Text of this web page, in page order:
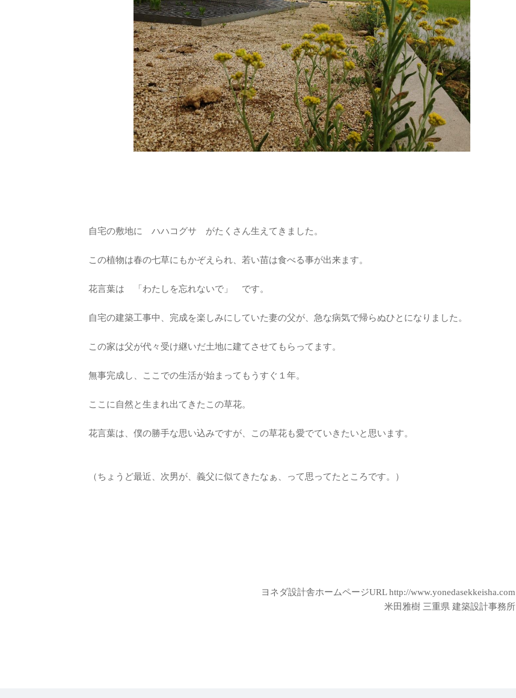
自宅の敷地に ハハコグサ がたくさん生えてきました。
この植物は春の七草にもかぞえられ、若い苗は食べる事が出来ます。
花言葉は 「わたしを忘れないで」 です。
自宅の建築工事中、完成を楽しみにしていた妻の父が、急な病気で帰らぬひとになりました。
この家は父が代々受け継いだ土地に建てさせてもらってます。
無事完成し、ここでの生活が始まってもうすぐ１年。
ここに自然と生まれ出てきたこの草花。
花言葉は、僕の勝手な思い込みですが、この草花も愛でていきたいと思います。
（ちょうど最近、次男が、義父に似てきたなぁ、って思ってたところです。）
ヨネダ設計舎ホームページURLhttp://www.yonedasekkeisha.com
米田雅樹 三重県 建築設計事務所